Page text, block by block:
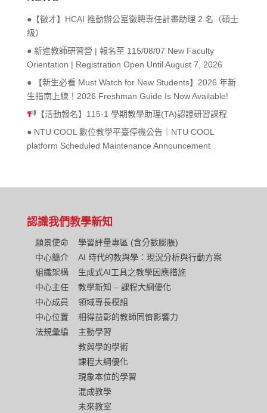
●【徵才】HCAI 推動辦公室徵聘專任計畫助理 2 名（碩士
級）
● 新進教師研習營 | 報名至 115/08/07 New Faculty
Orientation | Registration Open Until August 7, 2026
● 【新生必看 Must Watch for New Students】2026 年新
生指南上線！2026 Freshman Guide Is Now Available!
【活動報名】115-1 學期教學助理(TA)認證研習課程
● NTU COOL 數位教學平臺停機公告｜NTU COOL
platform Scheduled Maintenance Announcement
認識我們
願景使命
中心簡介
組織架構
中心主任
中心成員
中心位置
法規彙編
教學新知
學習評量專區 (含分數膨脹)
AI 時代的教與學：現況分析與行動方案
生成式AI工具之教學因應措施
教學新知 – 課程大綱優化
領域專長模組
相得益彰的教師同儕影響力
主動學習
教與學的學術
課程大綱優化
現象本位的學習
混成教學
未來教室